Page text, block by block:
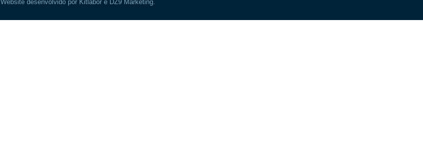
Website desenvolvido por Kitlabor e DZ9 Marketing.